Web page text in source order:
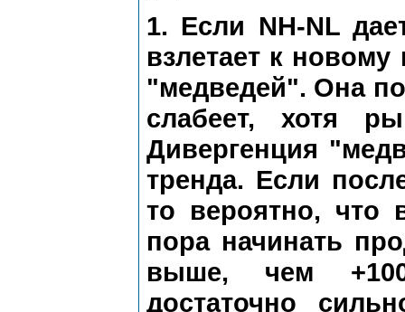
1. Если NH-NL
взлетает к
"медведей". Она
слабеет, хотя
Дивергенция
тренда. Если
то вероятно, что
пора начинать
выше, чем
достаточно